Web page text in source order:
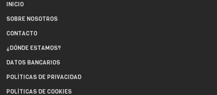
INICIO
SOBRE NOSOTROS
CONTACTO
¿DÓNDE ESTAMOS?
DATOS BANCARIOS
POLÍTICAS DE PRIVACIDAD
POLÍTICAS DE COOKIES